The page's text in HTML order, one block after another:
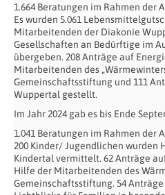
1.664 Beratungen im Rahmen der
Es wurden 5.061
Mitarbeitenden der Diakonie
Gesellschaften an Bedürftige im
übergeben. 208 Anträge auf
Mitarbeitenden des
Gemeinschaftsstiftung und 111
Wuppertal gestellt.
Im Jahr 2024 gab es bis Ende
1.041 Beratungen im Rahmen der
200 Kinder/ Jugendlichen wurden
Kindertal vermittelt. 62 Anträge
Hilfe der Mitarbeitenden des
Gemeinschaftsstiftung. 54